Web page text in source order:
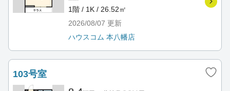
1階 / 1K / 26.52㎡
2026/08/07 更新
ハウスコム 本八幡店
103号室